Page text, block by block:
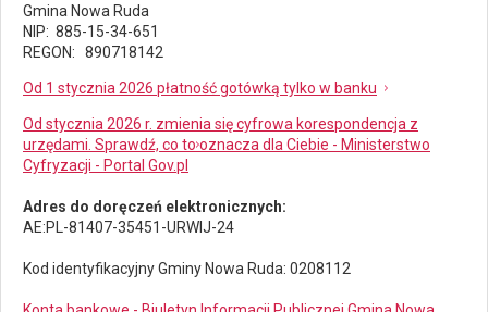
Gmina Nowa Ruda
NIP: 885-15-34-651
REGON: 890718142
Od 1 stycznia 2026 płatność gotówką tylko w banku
Od stycznia 2026 r. zmienia się cyfrowa korespondencja z
urzędami. Sprawdź, co to oznacza dla Ciebie - Ministerstwo
Cyfryzacji - Portal Gov.pl
Adres do doręczeń elektronicznych:
AE:PL-81407-35451-URWIJ-24
Kod identyfikacyjny Gminy Nowa Ruda: 0208112